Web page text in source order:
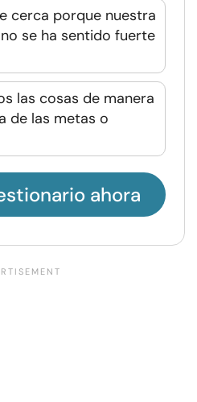
cerca porque nuestra
se ha sentido fuerte
las cosas de manera
de las metas o
ahora